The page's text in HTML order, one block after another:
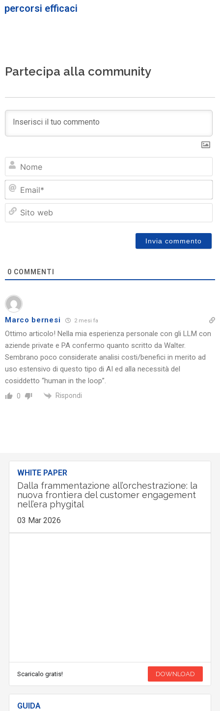
percorsi efficaci
Partecipa alla community
0 COMMENTI
Marco bernesi 2 mesi fa
Ottimo articolo! Nella mia esperienza personale con gli LLM con
aziende private e PA confermo quanto scritto da Walter.
Sembrano poco considerate analisi costi/benefici in merito ad
uso estensivo di questo tipo di AI ed alla necessità del
cosiddetto “human in the loop”.
0 Rispondi
WHITE PAPER
Dalla frammentazione all’orchestrazione: la
nuova frontiera del customer engagement
nell’era phygital
03 Mar 2026
Scaricalo gratis! DOWNLOAD
GUIDA